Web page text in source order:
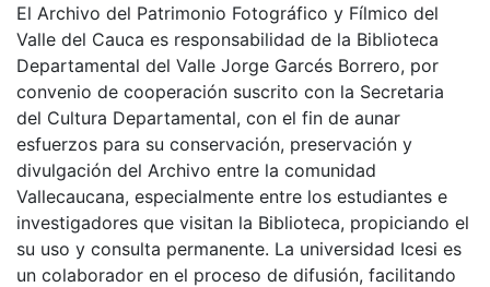
El Archivo del Patrimonio Fotográfico y Fílmico del
Valle del Cauca es responsabilidad de la Biblioteca
Departamental del Valle Jorge Garcés Borrero, por
convenio de cooperación suscrito con la Secretaria
del Cultura Departamental, con el fin de aunar
esfuerzos para su conservación, preservación y
divulgación del Archivo entre la comunidad
Vallecaucana, especialmente entre los estudiantes e
investigadores que visitan la Biblioteca, propiciando el
su uso y consulta permanente. La universidad Icesi es
un colaborador en el proceso de difusión, facilitando